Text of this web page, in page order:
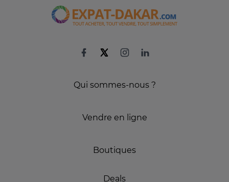
Qui sommes-nous ?
Vendre en ligne
Boutiques
Deals